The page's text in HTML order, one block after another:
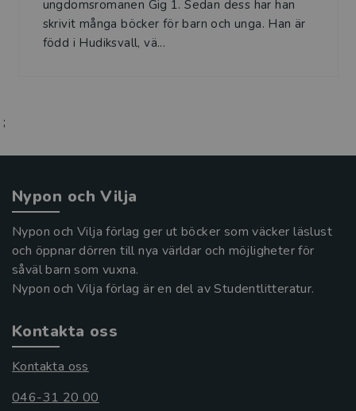
ungdomsromanen Gig 1. Sedan dess har han
skrivit många böcker för barn och unga. Han är
född i Hudiksvall, vä...
;
Nypon och Vilja
Nypon och Vilja förlag ger ut böcker som väcker läslust
och öppnar dörren till nya världar och möjligheter för
såväl barn som vuxna.
Nypon och Vilja förlag är en del av Studentlitteratur.
Kontakta oss
Kontakta oss
046-31 20 00